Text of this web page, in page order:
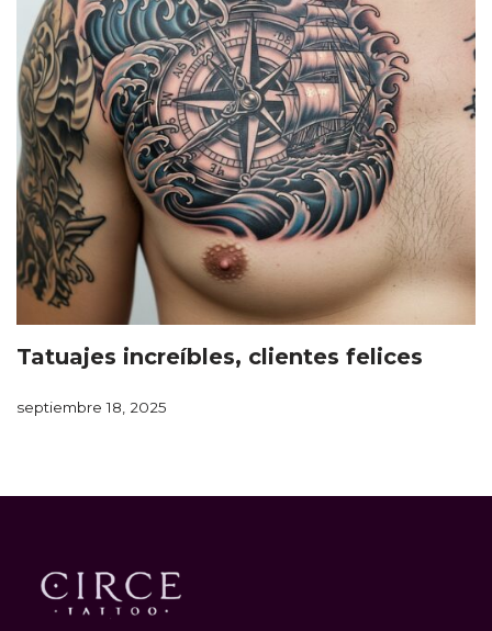
Tatuajes increíbles, clientes felices
septiembre 18, 2025